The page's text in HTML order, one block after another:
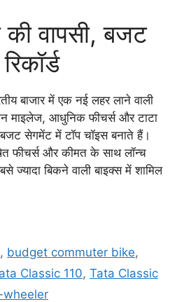
की वापसी, बजट
बाजार में एक नई लहर लाने वाली
माइलेज, आधुनिक फीचर्स और टाटा
बजट सेगमेंट में टॉप चॉइस बनाते हैं।
फीचर्स और कीमत के साथ लॉन्च
ज्यादा बिकने वाली बाइक्स में शामिल
, budget commuter bike,
Classic 110, Tata Classic